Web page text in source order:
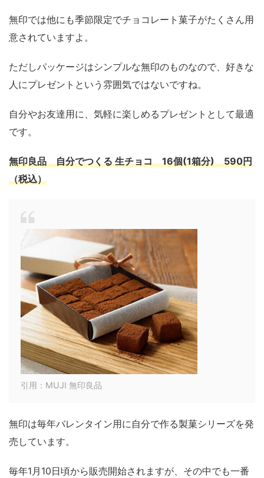
無印では他にも季節限定でチョコレート菓子がたくさん用
意されていますよ。
ただしパッケージはシンプルな無印のものなので、好きな
人にプレゼントという雰囲気ではないですね。
自分やお友達用に、気軽に楽しめるプレゼントとして最適
です。
無印良品 自分でつくる 生チョコ 16個(1箱分) 590円
（税込）
引用：MUJI 無印良品
無印は毎年バレンタイン用に自分で作る製菓シリーズを発
売しています。
毎年1月10日頃から販売開始されますが、その中でも一番